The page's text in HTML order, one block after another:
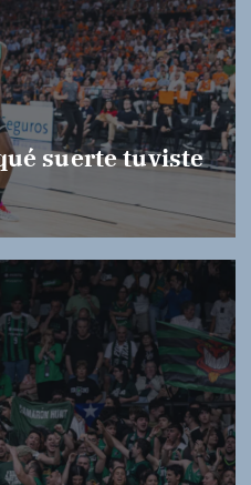
suerte tuviste